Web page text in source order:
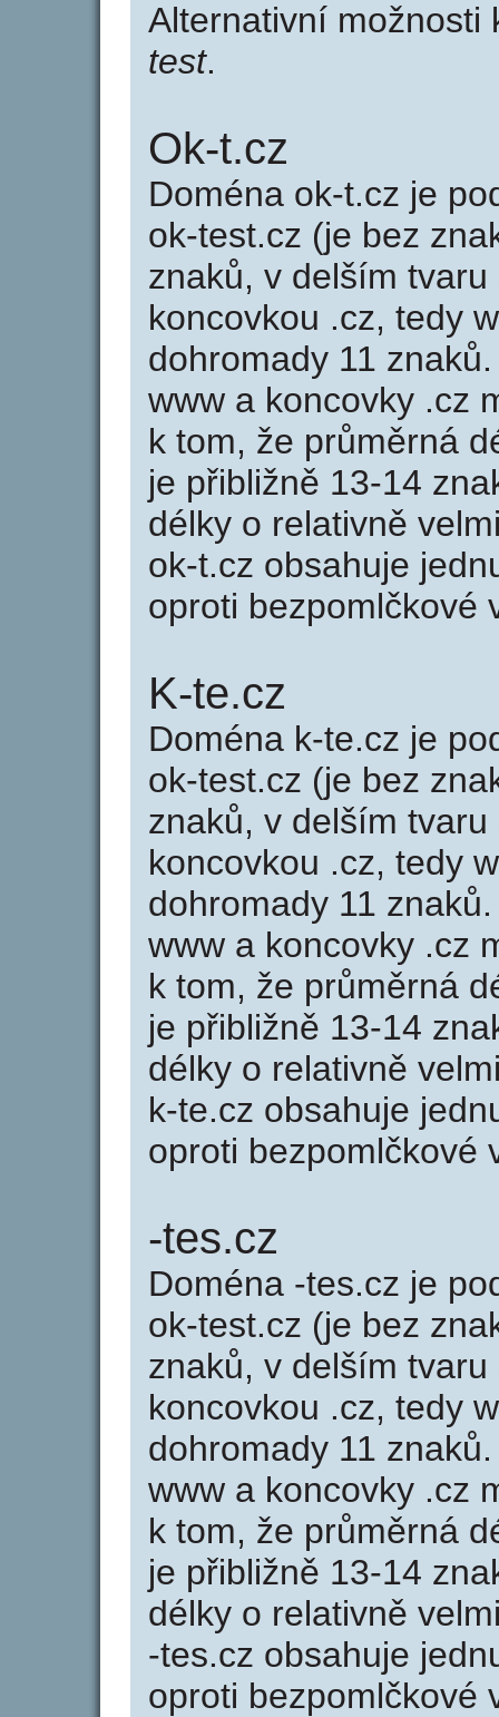
Alternativní možnosti
test.
Ok-t.cz
Doména ok-t.cz je
ok-test.cz (je bez
znaků, v delším
koncovkou .cz, tedy
dohromady 11
www a koncovky .cz
k tom, že průměrná
je přibližně 13-14
délky o relativně
ok-t.cz obsahuje
oproti bezpomlčkové
K-te.cz
Doména k-te.cz je
ok-test.cz (je bez
znaků, v delším
koncovkou .cz, tedy
dohromady 11
www a koncovky .cz
k tom, že průměrná
je přibližně 13-14
délky o relativně
k-te.cz obsahuje
oproti bezpomlčkové
-tes.cz
Doména -tes.cz je
ok-test.cz (je bez
znaků, v delším
koncovkou .cz, tedy
dohromady 11
www a koncovky .cz
k tom, že průměrná
je přibližně 13-14
délky o relativně
-tes.cz obsahuje
oproti bezpomlčkové